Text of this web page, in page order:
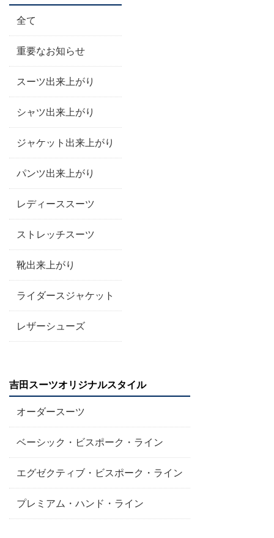
全て
重要なお知らせ
スーツ出来上がり
シャツ出来上がり
ジャケット出来上がり
パンツ出来上がり
レディーススーツ
ストレッチスーツ
靴出来上がり
ライダースジャケット
レザーシューズ
吉田スーツオリジナルスタイル
オーダースーツ
ベーシック・ビスポーク・ライン
エグゼクティブ・ビスポーク・ライン
プレミアム・ハンド・ライン